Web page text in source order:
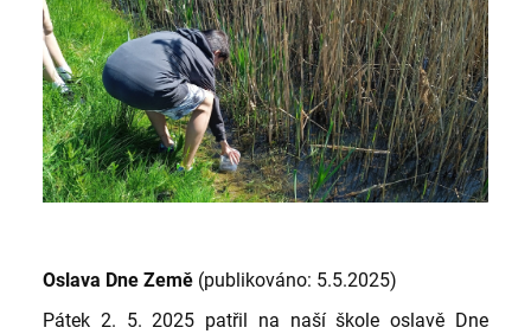
Oslava Dne Země (publikováno: 5.5.2025)
Pátek 2. 5. 2025 patřil na naší škole oslavě Dne